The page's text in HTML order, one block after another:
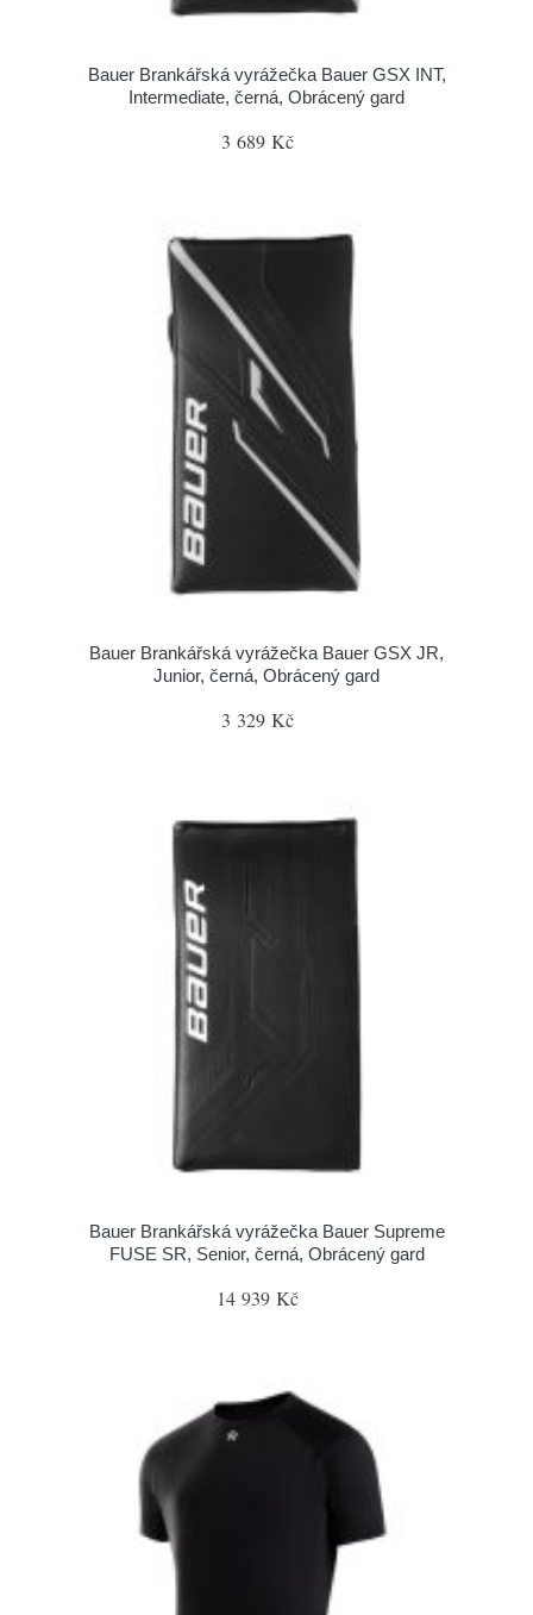
Bauer Brankářská vyrážečka Bauer GSX INT,
Intermediate, černá, Obrácený gard
3 689 Kč
Bauer Brankářská vyrážečka Bauer GSX JR,
Junior, černá, Obrácený gard
3 329 Kč
Bauer Brankářská vyrážečka Bauer Supreme
FUSE SR, Senior, černá, Obrácený gard
14 939 Kč